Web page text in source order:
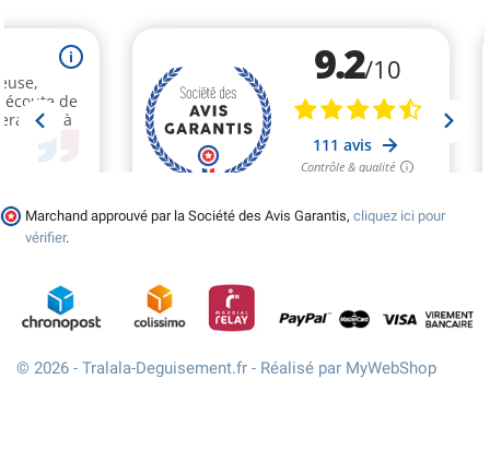
Marchand approuvé par la Société des Avis Garantis, cliquez ici pour
vérifier.
© 2026 - Tralala-Deguisement.fr - Réalisé par MyWebShop